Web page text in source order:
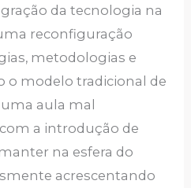
da tecnologia na
reconfiguração
metodologias e
o modelo tradicional de
aula mal
a introdução de
na esfera do
acrescentando